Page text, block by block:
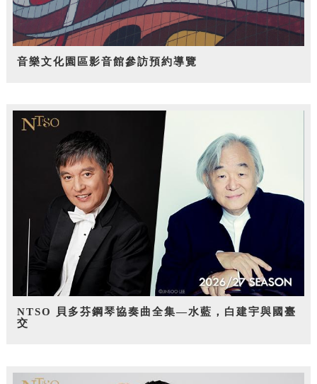
音樂文化園區影音館參訪預約導覽
NTSO 貝多芬鋼琴協奏曲全集—水藍，白建宇與國臺
交